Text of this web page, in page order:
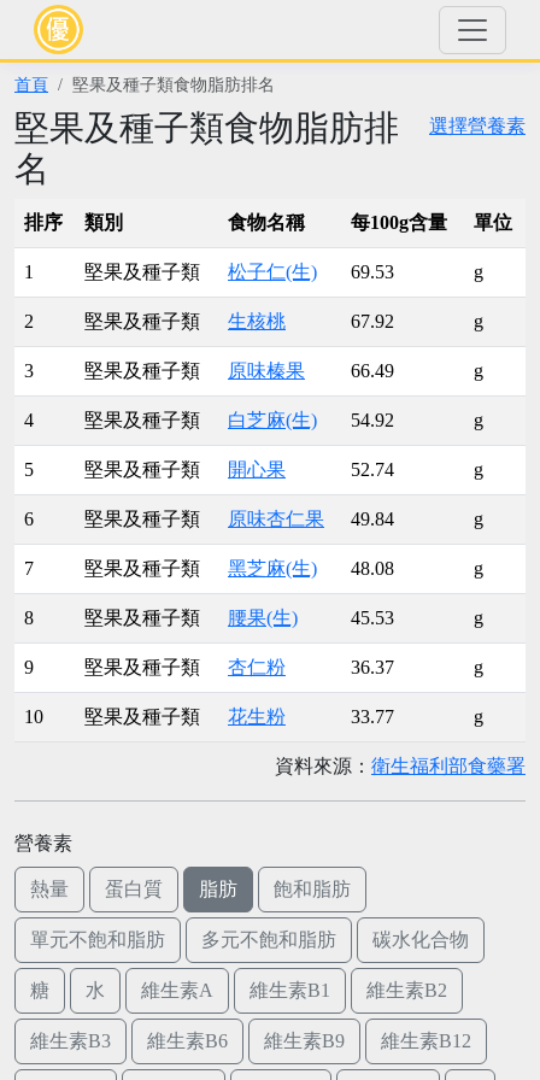
首頁 堅果及種子類食物脂肪排名
選擇營養素
堅果及種子類食物脂肪排
名
排序 類別 食物名稱 每100g含量 單位
1 堅果及種子類 松子仁(生) 69.53 g
2 堅果及種子類 生核桃 67.92 g
3 堅果及種子類 原味榛果 66.49 g
4 堅果及種子類 白芝麻(生) 54.92 g
5 堅果及種子類 開心果 52.74 g
6 堅果及種子類 原味杏仁果 49.84 g
7 堅果及種子類 黑芝麻(生) 48.08 g
8 堅果及種子類 腰果(生) 45.53 g
9 堅果及種子類 杏仁粉 36.37 g
10 堅果及種子類 花生粉 33.77 g
資料來源： 衛生福利部食藥署
營養素
熱量 蛋白質 脂肪 飽和脂肪
單元不飽和脂肪 多元不飽和脂肪 碳水化合物
糖 水 維生素A 維生素B1 維生素B2
維生素B3 維生素B6 維生素B9 維生素B12